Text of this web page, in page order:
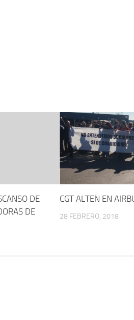
DE
DE
CGT ALTEN EN
28 FEBRERO, 2018